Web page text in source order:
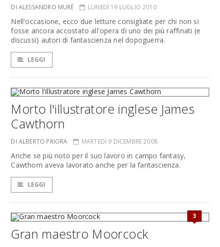
DI ALESSANDRO MURÈ LUNEDÌ 19 LUGLIO 2010
Nell'occasione, ecco due letture consigliate per chi non si
fosse ancora accostato all'opera di uno dei più raffinati (e
discussi) autori di fantascienza nel dopoguerra.
LEGGI
Morto l'illustratore inglese James
Cawthorn
DI ALBERTO PRIORA MARTEDÌ 9 DICEMBRE 2008
Anche se più noto per il suo lavoro in campo fantasy,
Cawthorn aveva lavorato anche per la fantascienza.
LEGGI
3
Gran maestro Moorcock